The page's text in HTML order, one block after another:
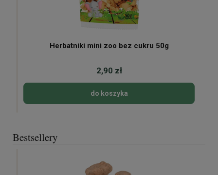
Herbatniki mini zoo bez cukru 50g
2,90 zł
do koszyka
Bestsellery